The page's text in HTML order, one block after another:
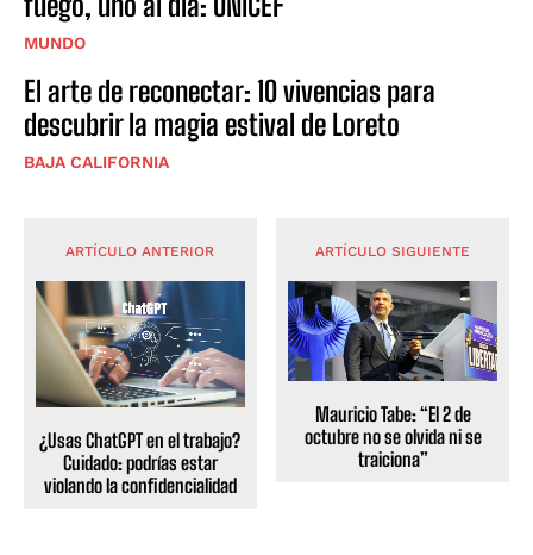
MUNDO
El arte de reconectar: 10 vivencias para
descubrir la magia estival de Loreto
BAJA CALIFORNIA
ARTÍCULO ANTERIOR
¿Usas ChatGPT en el trabajo?
Cuidado: podrías estar
violando la confidencialidad
ARTÍCULO SIGUIENTE
Mauricio Tabe: “El 2 de
octubre no se olvida ni se
traiciona”